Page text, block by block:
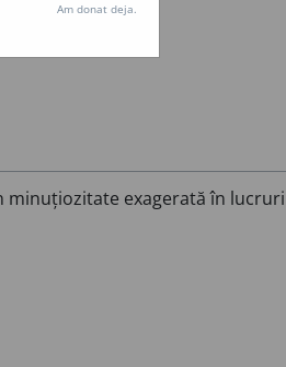
minuțiozitate exagerată în
Am donat deja.